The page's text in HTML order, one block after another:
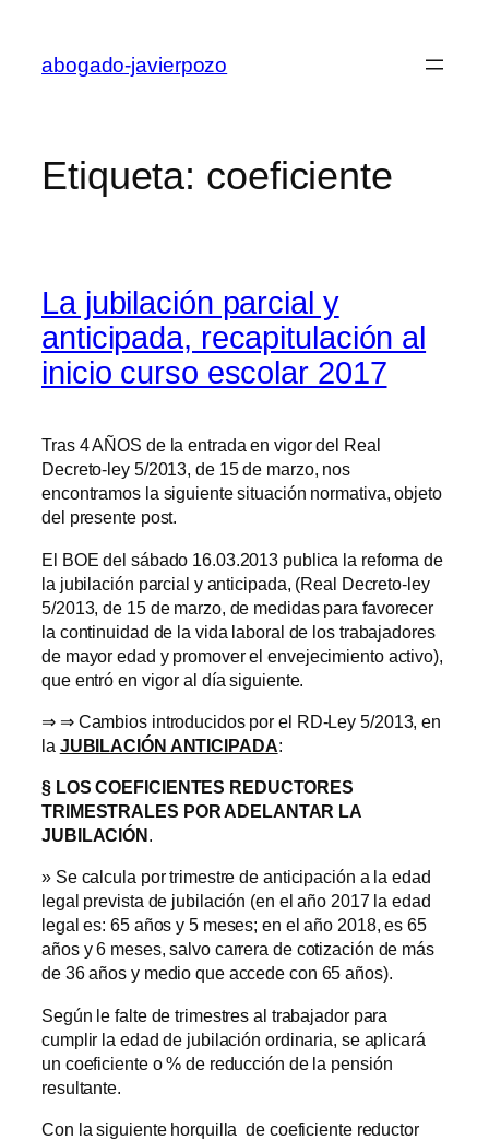
contenido
abogado-javierpozo
Etiqueta: coeficiente
La jubilación parcial y
anticipada, recapitulación al
inicio curso escolar 2017
Tras 4 AÑOS de la entrada en vigor del Real
Decreto-ley 5/2013, de 15 de marzo, nos
encontramos la siguiente situación normativa, objeto
del presente post.
El BOE del sábado 16.03.2013 publica la reforma de
la jubilación parcial y anticipada, (Real Decreto-ley
5/2013, de 15 de marzo, de medidas para favorecer
la continuidad de la vida laboral de los trabajadores
de mayor edad y promover el envejecimiento activo),
que entró en vigor al día siguiente.
⇒ ⇒ Cambios introducidos por el RD-Ley 5/2013, en
la JUBILACIÓN ANTICIPADA:
§ LOS COEFICIENTES REDUCTORES
TRIMESTRALES POR ADELANTAR LA
JUBILACIÓN.
» Se calcula por trimestre de anticipación a la edad
legal prevista de jubilación (en el año 2017 la edad
legal es: 65 años y 5 meses; en el año 2018, es 65
años y 6 meses, salvo carrera de cotización de más
de 36 años y medio que accede con 65 años).
Según le falte de trimestres al trabajador para
cumplir la edad de jubilación ordinaria, se aplicará
un coeficiente o % de reducción de la pensión
resultante.
Con la siguiente horquilla de coeficiente reductor